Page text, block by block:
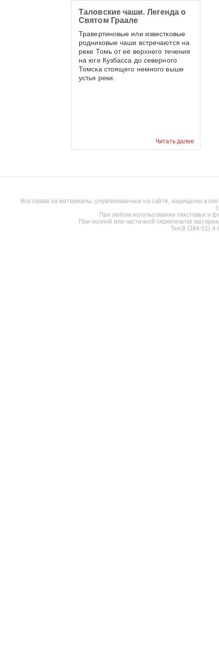
Читать далее
Таловские чаши. Легенда о
Святом Граале
Травертиновые или известковые
родниковые чаши встречаются на
реке Томь от её верхнего течения
на юге Кузбасса до северного
Томска стоящего немного выше
устья реки.
Все права на материалы, опубликованные на сайте, защищены в
При любом использовании текстовых и
При полной или частичной перепечатке
Тел.8 (384-51)